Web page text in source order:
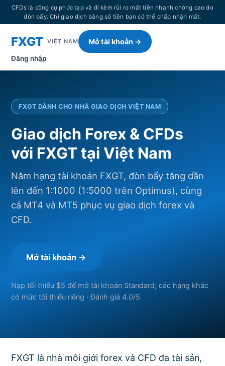
CFDs là công cụ phức tạp và đi kèm rủi ro mất tiền nhanh chóng cao do
đòn bẩy. Chỉ giao dịch bằng số tiền bạn có thể chấp nhận mất.
FXGT VIỆT NAM
Đăng nhập
Mở tài khoản →
FXGT DÀNH CHO NHÀ GIAO DỊCH VIỆT NAM
Giao dịch Forex & CFDs
với FXGT tại Việt Nam
Năm hạng tài khoản FXGT, đòn bẩy tăng dần
lên đến 1:1000 (1:5000 trên Optimus), cùng
cả MT4 và MT5 phục vụ giao dịch forex và
CFD.
Mở tài khoản →
Nạp tối thiểu $5 để mở tài khoản Standard; các hạng khác
có mức tối thiểu riêng · Đánh giá 4.0/5
FXGT là nhà môi giới forex và CFD đa tài sản,